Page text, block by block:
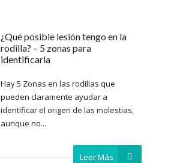
¿Qué posible lesión tengo en la
rodilla? – 5 zonas para
identificarla
Hay 5 Zonas en las rodillas que
pueden claramente ayudar a
identificar el origen de las molestias,
aunque no...
Leer Más